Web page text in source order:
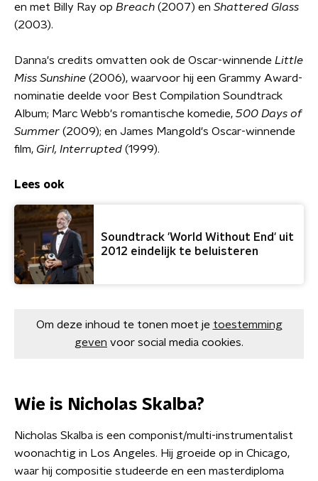
en met Billy Ray op Breach (2007) en Shattered Glass
(2003).
Danna's credits omvatten ook de Oscar-winnende Little
Miss Sunshine (2006), waarvoor hij een Grammy Award-
nominatie deelde voor Best Compilation Soundtrack
Album; Marc Webb's romantische komedie, 500 Days of
Summer (2009); en James Mangold's Oscar-winnende
film, Girl, Interrupted (1999).
Lees ook
Soundtrack 'World Without End' uit
2012 eindelijk te beluisteren
Om deze inhoud te tonen moet je toestemming
geven voor social media cookies.
Wie is Nicholas Skalba?
Nicholas Skalba is een componist/multi-instrumentalist
woonachtig in Los Angeles. Hij groeide op in Chicago,
waar hij compositie studeerde en een masterdiploma